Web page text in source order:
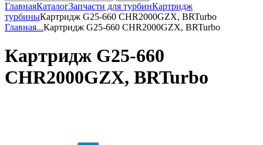
ГлавнаяКаталогЗапчасти для турбинКартридж
турбиныКартридж G25-660 CHR2000GZX, BRTurbo
Главная...Картридж G25-660 CHR2000GZX, BRTurbo
Картридж G25-660
CHR2000GZX, BRTurbo